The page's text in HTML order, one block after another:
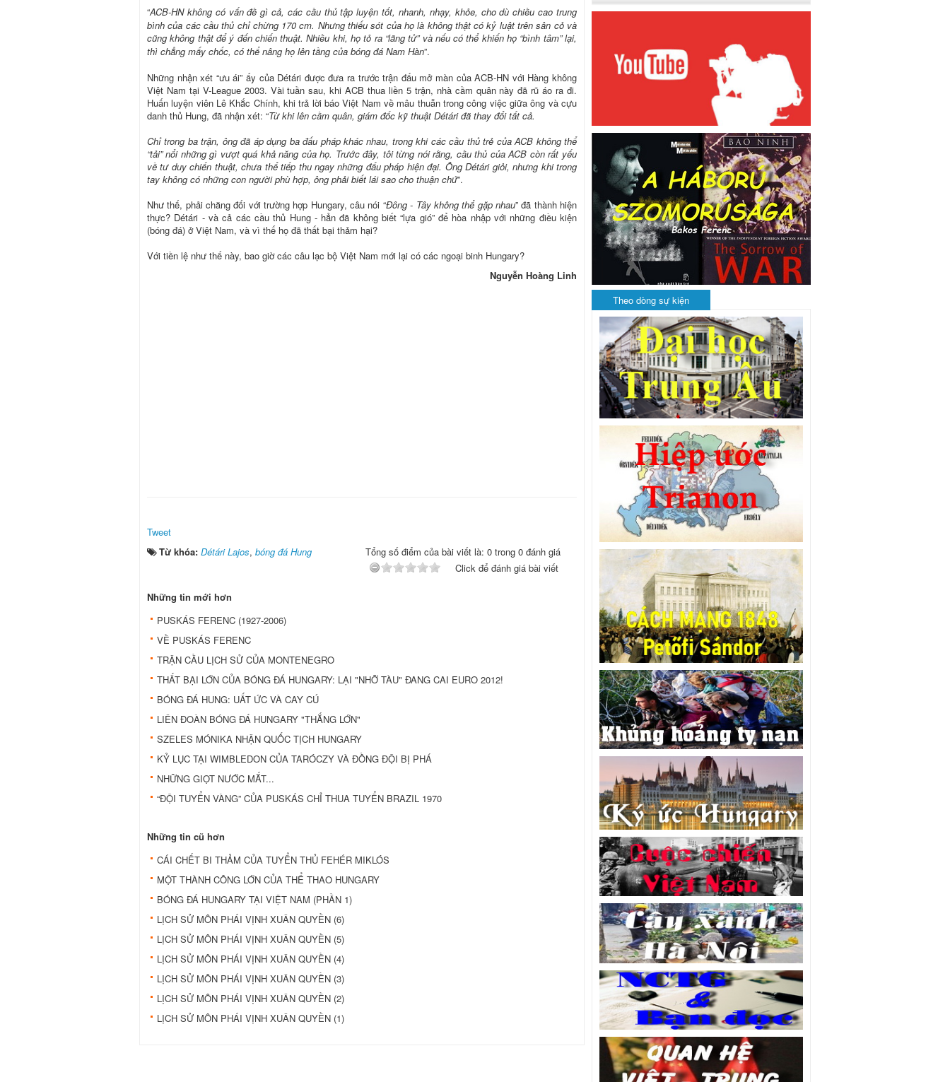
“ACB-HN không có vấn đề gì cả, các cầu thủ tập luyện tốt, nhanh, nhạy, khỏe, cho dù chiều cao trung
bình của các cầu thủ chỉ chừng 170 cm. Nhưng thiếu sót của họ là không thật có kỷ luật trên sân cỏ và
cũng không thật để ý đến chiến thuật. Nhiều khi, họ tỏ ra “lãng tử” và nếu có thể khiến họ “bình tâm” lại,
thì chẳng mấy chốc, có thể nâng họ lên tầng của bóng đá Nam Hàn”.
Những nhận xét “ưu ái” ấy của Détári được đưa ra trước trận đấu mở màn của ACB-HN với Hàng không
Việt Nam tại V-League 2003. Vài tuần sau, khi ACB thua liền 5 trận, nhà cầm quân này đã rũ áo ra đi.
Huấn luyện viên Lê Khắc Chính, khi trả lời báo Việt Nam về mâu thuẫn trong công việc giữa ông và cựu
danh thủ Hung, đã nhận xét: “Từ khi lên cầm quân, giám đốc kỹ thuật Détári đã thay đổi tất cả.
Chỉ trong ba trận, ông đã áp dụng ba đấu pháp khác nhau, trong khi các cầu thủ trẻ của ACB không thể
“tải” nổi những gì vượt quá khả năng của họ. Trước đây, tôi từng nói rằng, cầu thủ của ACB còn rất yếu
về tư duy chiến thuật, chưa thể tiếp thu ngay những đấu pháp hiện đại. Ông Détári giỏi, nhưng khi trong
tay không có những con người phù hợp, ông phải biết lái sao cho thuận chứ”.
Như thế, phải chăng đối với trường hợp Hungary, câu nói “Đông - Tây không thể gặp nhau” đã thành hiện
thực? Détári - và cả các cầu thủ Hung - hẳn đã không biết “lựa gió” để hòa nhập với những điều kiện
(bóng đá) ở Việt Nam, và vì thế họ đã thất bại thảm hại?
Với tiền lệ như thế này, bao giờ các câu lạc bộ Việt Nam mới lại có các ngoại binh Hungary?
Nguyễn Hoàng Linh
Tweet
Từ khóa: Détári Lajos, bóng đá Hung
Tổng số điểm của bài viết là: 0 trong 0 đánh giá
Click để đánh giá bài viết
Những tin mới hơn
PUSKÁS FERENC (1927-2006)
VỀ PUSKÁS FERENC
TRẬN CẦU LỊCH SỬ CỦA MONTENEGRO
THẤT BẠI LỚN CỦA BÓNG ĐÁ HUNGARY: LẠI "NHỠ TÀU" ĐANG CAI EURO 2012!
BÓNG ĐÁ HUNG: UẤT ỨC VÀ CAY CÚ
LIÊN ĐOÀN BÓNG ĐÁ HUNGARY "THẮNG LỚN"
SZELES MÓNIKA NHẬN QUỐC TỊCH HUNGARY
KỶ LỤC TẠI WIMBLEDON CỦA TARÓCZY VÀ ĐỒNG ĐỘI BỊ PHÁ
NHỮNG GIỌT NƯỚC MẮT...
“ĐỘI TUYỂN VÀNG” CỦA PUSKÁS CHỈ THUA TUYỂN BRAZIL 1970
Những tin cũ hơn
CÁI CHẾT BI THẢM CỦA TUYỂN THỦ FEHÉR MIKLÓS
MỘT THÀNH CÔNG LỚN CỦA THỂ THAO HUNGARY
BÓNG ĐÁ HUNGARY TẠI VIỆT NAM (PHẦN 1)
LỊCH SỬ MÔN PHÁI VỊNH XUÂN QUYỀN (6)
LỊCH SỬ MÔN PHÁI VỊNH XUÂN QUYỀN (5)
LỊCH SỬ MÔN PHÁI VỊNH XUÂN QUYỀN (4)
LỊCH SỬ MÔN PHÁI VỊNH XUÂN QUYỀN (3)
LỊCH SỬ MÔN PHÁI VỊNH XUÂN QUYỀN (2)
LỊCH SỬ MÔN PHÁI VỊNH XUÂN QUYỀN (1)
Theo dòng sự kiện